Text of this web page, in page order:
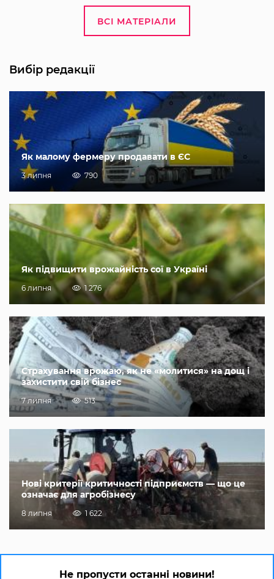
ВСІ МАТЕРІАЛИ
Вибір редакції
Як малому фермеру продавати в ЄС
3 липня 790
Як підвищити врожайність сої в Україні
6 липня 1 276
Страхування врожаю, як не «молитися» на дощ і
захистити свій бізнес
7 липня 513
Нові критерії критичності підприємств — що це
означає для агробізнесу
8 липня 1 622
Не пропусти останні новини!